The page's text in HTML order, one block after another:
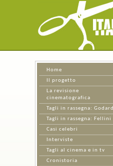
Home
Il progetto
La revisione
cinematografica
Tagli in rassegna: Godard
Tagli in rassegna: Fellini
Casi celebri
Interviste
Tagli al cinema e in tv
Cronistoria